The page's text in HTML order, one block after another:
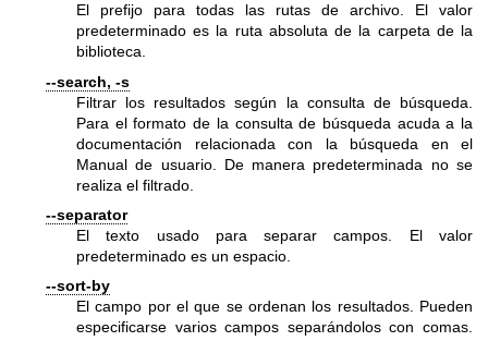
El prefijo para todas las rutas de archivo. El valor
predeterminado es la ruta absoluta de la carpeta de la
biblioteca.
--search, -s
Filtrar los resultados según la consulta de búsqueda.
Para el formato de la consulta de búsqueda acuda a la
documentación relacionada con la búsqueda en el
Manual de usuario. De manera predeterminada no se
realiza el filtrado.
--separator
El texto usado para separar campos. El valor
predeterminado es un espacio.
--sort-by
El campo por el que se ordenan los resultados. Pueden
especificarse varios campos separándolos con comas.